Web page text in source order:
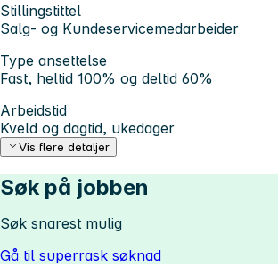
Stillingstittel
Salg- og Kundeservicemedarbeider
Type ansettelse
Fast, heltid 100% og deltid 60%
Arbeidstid
Kveld og dagtid, ukedager
Vis flere detaljer
Søk på jobben
Søk snarest mulig
Gå til superrask søknad